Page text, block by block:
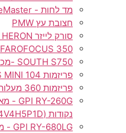
מד לחות - MoistureMaster
חצובת עץ PMW
סורק לייזר GEXCEL HERON
FAROFOCUS 350
SOUTH S750 -מכשיר GIS
פריזמות SOUTH TPS MINI 104
פריזמות 360 מעלות
נקודות (4V4H5P1D)